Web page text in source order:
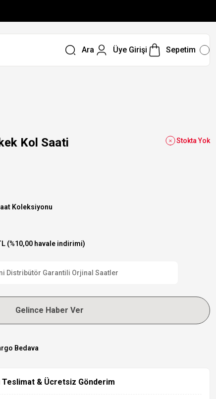
Ara Üye Girişi Sepetim
Kol Saati Stokta Yok
Koleksiyonu
(%10,00 havale indirimi)
Distribütör Garantili Orjinal Saatler
Gelince Haber Ver
Bedava
Teslimat & Ücretsiz Gönderim